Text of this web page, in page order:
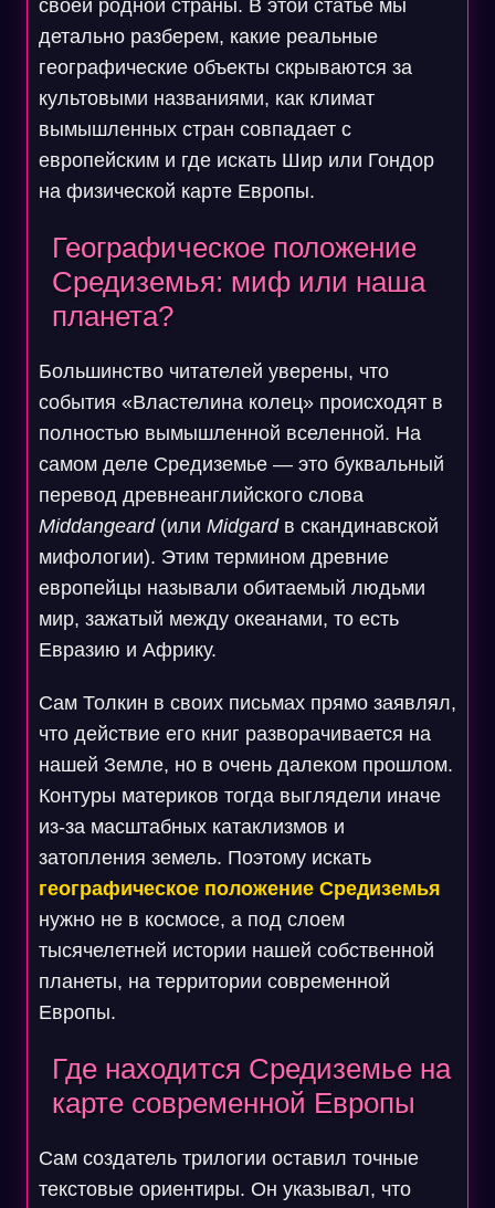
своей родной страны. В этой статье мы
детально разберем, какие реальные
географические объекты скрываются за
культовыми названиями, как климат
вымышленных стран совпадает с
европейским и где искать Шир или Гондор
на физической карте Европы.
Географическое положение
Средиземья: миф или наша
планета?
Большинство читателей уверены, что
события «Властелина колец» происходят в
полностью вымышленной вселенной. На
самом деле Средиземье — это буквальный
перевод древнеанглийского слова
Middangeard(или Midgardв скандинавской
мифологии). Этим термином древние
европейцы называли обитаемый людьми
мир, зажатый между океанами, то есть
Евразию и Африку.
Сам Толкин в своих письмах прямо заявлял,
что действие его книг разворачивается на
нашей Земле, но в очень далеком прошлом.
Контуры материков тогда выглядели иначе
из-за масштабных катаклизмов и
затопления земель. Поэтому искать
географическое положение Средиземья
нужно не в космосе, а под слоем
тысячелетней истории нашей собственной
планеты, на территории современной
Европы.
Где находится Средиземье на
карте современной Европы
Сам создатель трилогии оставил точные
текстовые ориентиры. Он указывал, что